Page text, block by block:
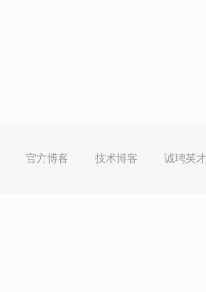
官方博客 技术博客 诚聘英才